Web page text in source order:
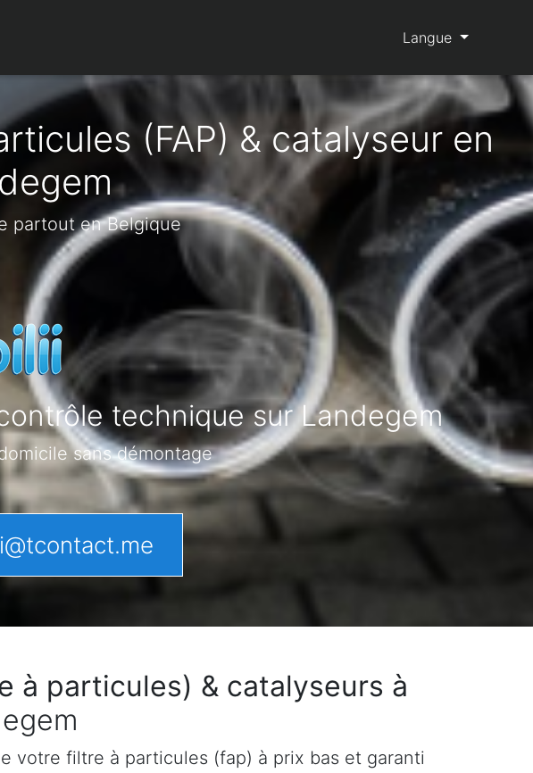
Langue
(FAP) & catalyseur en
partout en Belgique
technique sur Landegem
sans démontage
à particules) & catalyseurs à
votre filtre à particules (fap) à prix bas et garanti